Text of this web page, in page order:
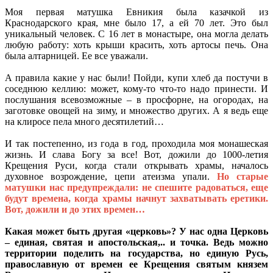
Моя первая матушка Евникия была казачкой из
Краснодарского края, мне было 17, а ей 70 лет. Это был
уникальный человек. С 16 лет в монастыре, она могла делать
любую работу: хоть крыши красить, хоть артосы печь. Она
была алтарницей. Ее все уважали.
А правила какие у нас были! Пойди, купи хлеб да постучи в
соседнюю келлию: может, кому-то что-то надо принести. И
послушания всевозможные – в просфорне, на огородах, на
заготовке овощей на зиму, и множество других. А я ведь еще
на клиросе пела много десятилетий…
И так постепенно, из года в год, проходила моя монашеская
жизнь. И слава Богу за все! Вот, дожили до 1000-летия
Крещения Руси, когда стали открывать храмы, началось
духовное возрождение, цепи атеизма упали. Но старые
матушки нас предупреждали: не спешите радоваться, еще
будут времена, когда храмы начнут захватывать еретики.
Вот, дожили и до этих времен…
Какая может быть другая «церковь»? У нас одна Церковь
– единая, святая и апостольская,.. и точка. Ведь можно
территории поделить на государства, но единую Русь,
православную от времен ее Крещения святым князем